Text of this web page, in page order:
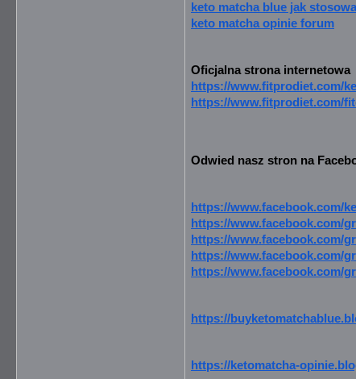
keto matcha blue jak stosowa
keto matcha opinie forum
Oficjalna strona internetowa
https://www.fitprodiet.com/
https://www.fitprodiet.com/
Odwied nasz stron na
https://www.facebook.com/
https://www.facebook.com/
https://www.facebook.com/
https://www.facebook.com/
https://www.facebook.com/
https://
https://ketomatcha-